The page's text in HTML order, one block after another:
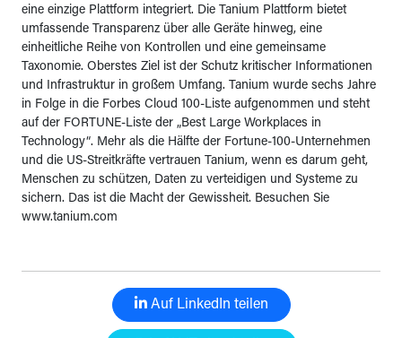
eine einzige Plattform integriert. Die Tanium Plattform bietet
umfassende Transparenz über alle Geräte hinweg, eine
einheitliche Reihe von Kontrollen und eine gemeinsame
Taxonomie. Oberstes Ziel ist der Schutz kritischer Informationen
und Infrastruktur in großem Umfang. Tanium wurde sechs Jahre
in Folge in die Forbes Cloud 100-Liste aufgenommen und steht
auf der FORTUNE-Liste der „Best Large Workplaces in
Technology“. Mehr als die Hälfte der Fortune-100-Unternehmen
und die US-Streitkräfte vertrauen Tanium, wenn es darum geht,
Menschen zu schützen, Daten zu verteidigen und Systeme zu
sichern. Das ist die Macht der Gewissheit. Besuchen Sie
www.tanium.com
Auf LinkedIn teilen